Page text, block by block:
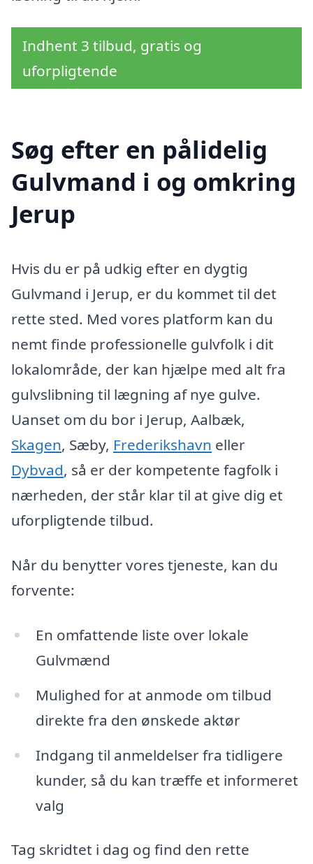
Indhent 3 tilbud, gratis og
uforpligtende
Søg efter en pålidelig
Gulvmand i og omkring
Jerup
Hvis du er på udkig efter en dygtig
Gulvmand i Jerup, er du kommet til det
rette sted. Med vores platform kan du
nemt finde professionelle gulvfolk i dit
lokalområde, der kan hjælpe med alt fra
gulvslibning til lægning af nye gulve.
Uanset om du bor i Jerup, Aalbæk,
Skagen, Sæby, Frederikshavn eller
Dybvad, så er der kompetente fagfolk i
nærheden, der står klar til at give dig et
uforpligtende tilbud.
Når du benytter vores tjeneste, kan du
forvente:
En omfattende liste over lokale
Gulvmænd
Mulighed for at anmode om tilbud
direkte fra den ønskede aktør
Indgang til anmeldelser fra tidligere
kunder, så du kan træffe et informeret
valg
Tag skridtet i dag og find den rette